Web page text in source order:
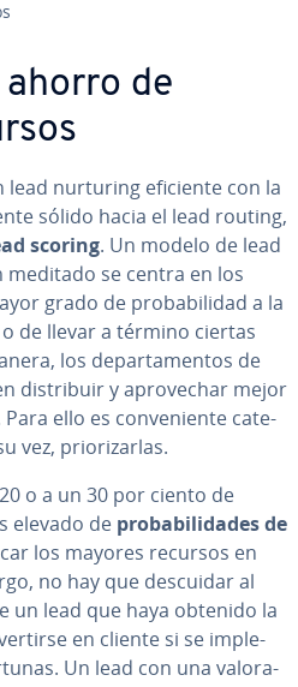
de
lead nurturing eficiente con la
sólido hacia el lead routing,
scoring. Un modelo de lead
se centra en los
grado de pro­ba­bi­li­dad a la
de llevar a término ciertas
los de­pa­r­ta­me­n­tos de
di­s­tri­buir y apro­ve­char mejor
ello es co­n­ve­nie­n­te ca­te­
vez, prio­ri­zar­las.
o a un 30 por ciento de
elevado de pro­ba­bi­li­da­des de
los mayores recursos en
no hay que descuidar al
un lead que haya obtenido la
en cliente si se im­ple­
Un lead con una va­lo­ra­